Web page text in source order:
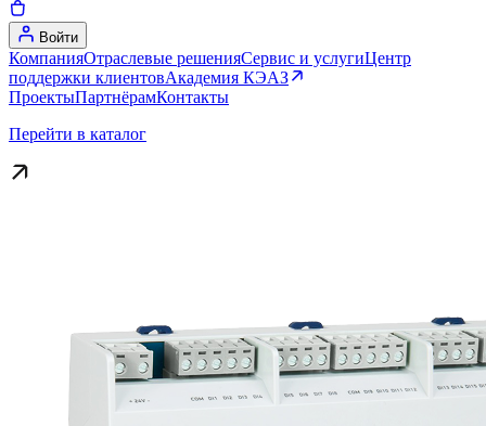
Войти
КомпанияОтраслевые решенияСервис и услугиЦентр
поддержки клиентовАкадемия КЭАЗ
ПроектыПартнёрамКонтакты
Перейти в каталог